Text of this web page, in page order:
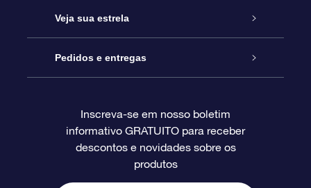
Entre em contato conosco
Blog
Avaliações
Presente estrelar on-line
Pacote de presente da OSR
O cartão de presente da OSR
Presentes corporativos
Veja sua estrela
Star Register
Página estelar personalizada
Um Milhão de Estrelas
Pedidos e entregas
Informações de pagamento
Inscreva-se em nosso boletim
informativo GRATUITO para receber
descontos e novidades sobre os
produtos